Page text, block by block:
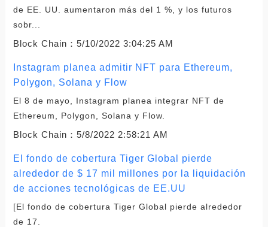
de EE. UU. aumentaron más del 1 %, y los futuros
sobr...
Block Chain： 5/10/2022 3:04:25 AM
Instagram planea admitir NFT para Ethereum,
Polygon, Solana y Flow
El 8 de mayo, Instagram planea integrar NFT de
Ethereum, Polygon, Solana y Flow.
Block Chain： 5/8/2022 2:58:21 AM
El fondo de cobertura Tiger Global pierde
alrededor de $ 17 mil millones por la liquidación
de acciones tecnológicas de EE.UU
[El fondo de cobertura Tiger Global pierde alrededor
de 17.